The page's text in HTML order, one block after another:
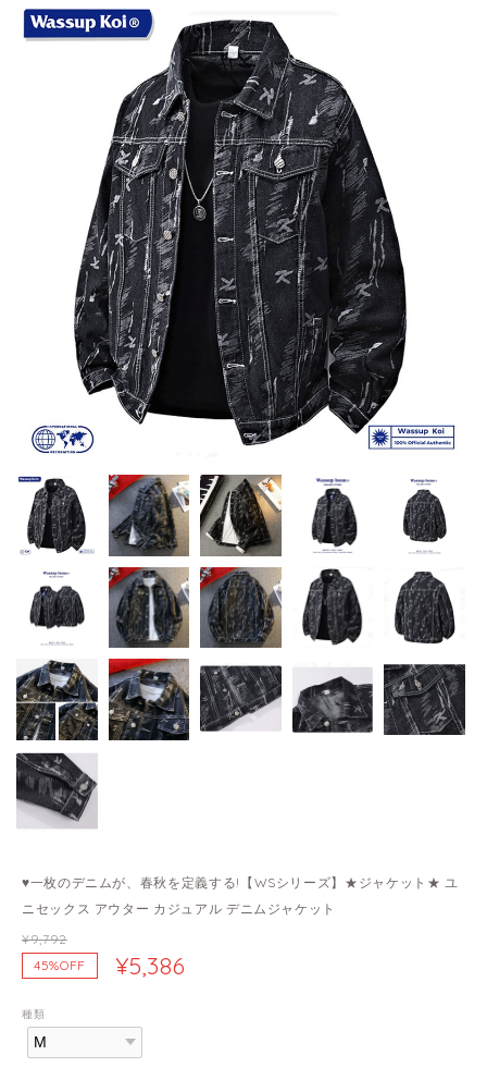
♥一枚のデニムが、春秋を定義する!【WSシリーズ】★ジャケット★ ユ
ニセックス アウター カジュアル デニムジャケット
¥9,792
45%OFF
¥5,386
種類